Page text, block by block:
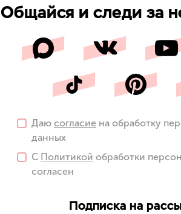
Общайся и следи за
Даю согласие на обработку
данных
С Политикой обработки
согласен
Подписка на